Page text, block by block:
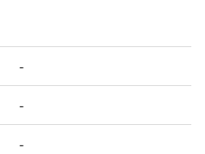
-
-
-